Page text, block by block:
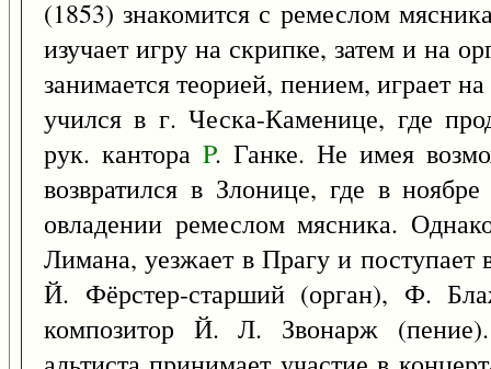
(1853) знакомится с ремеслом
изучает игру на скрипке, затем и на
занимается теорией, пением, играет
учился в г. Ческа-Каменице, где
рук. кантора P. Ганке. Не имея
возвратился в Злонице, где в
овладении ремеслом мясника.
Лимана, уезжает в Прагу и
Й. Фёрстер-старший (орган), Ф.
композитор Й. Л. Звонарж